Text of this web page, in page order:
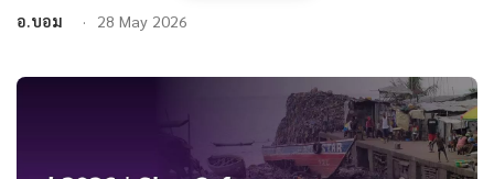
อ.บอม 28 May 2026